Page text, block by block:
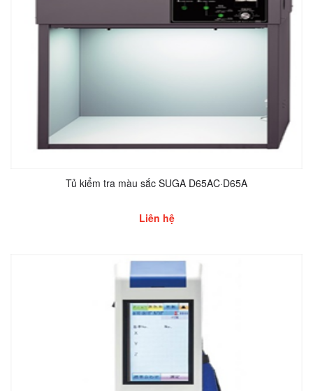
Tủ kiểm tra màu sắc SUGA D65AC·D65A
Liên hệ